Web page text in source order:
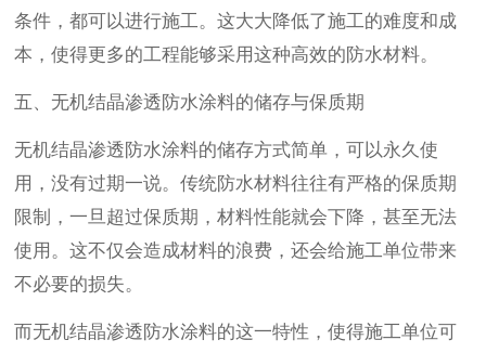
条件，都可以进行施工。这大大降低了施工的难度和成
本，使得更多的工程能够采用这种高效的防水材料。
五、无机结晶渗透防水涂料的储存与保质期
无机结晶渗透防水涂料的储存方式简单，可以永久使
用，没有过期一说。传统防水材料往往有严格的保质期
限制，一旦超过保质期，材料性能就会下降，甚至无法
使用。这不仅会造成材料的浪费，还会给施工单位带来
不必要的损失。
而无机结晶渗透防水涂料的这一特性，使得施工单位可